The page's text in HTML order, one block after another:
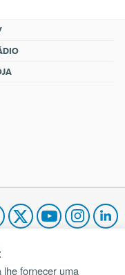
lhe fornecer uma